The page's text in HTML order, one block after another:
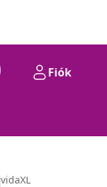
Fiók
vidaXL